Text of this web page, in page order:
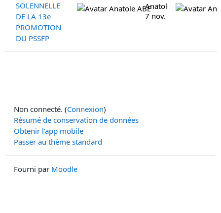
SOLENNELLE
DE LA 13e
PROMOTION
DU PSSFP
Anatole ABE
7 nov. 2025
Non connecté. (Connexion)
Résumé de conservation de données
Obtenir l’app mobile
Passer au thème standard
Fourni par Moodle